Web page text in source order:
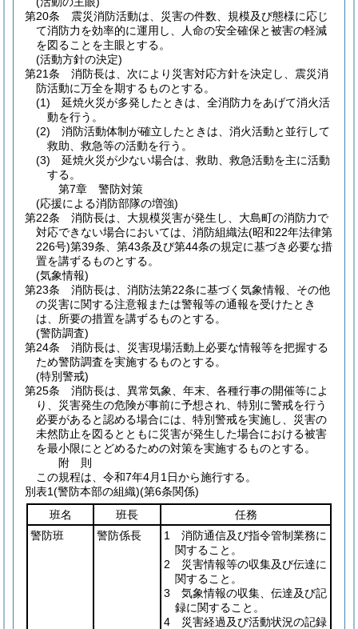
第20条
震災消防活動は、災害の件数、規模及び態様に応じ
て消防力を効率的に運用し、人命の安全確保と被害の軽減
を図ることを主眼とする。
(活動方針の決定)
第21条
消防長は、次により災害対応方針を決定し、震災消
防活動に万全を期するものとする。
(1)
延焼火災が多発したときは、全消防力をあげて消火活
動を行う。
(2)
消防活動体制が確立したときは、消火活動と並行して
救助、救急等の活動を行う。
(3)
延焼火災が少ない場合は、救助、救急活動を主に活動
する。
第7章
警防対策
(応援による消防部隊の増強)
第22条
消防長は、大規模災害が発生し、大島町の消防力で
対応できない場合においては、消防組織法(昭和22年法律第
226号)第39条、第43条及び第44条の規定に基づき必要な措
置を講ずるものとする。
(気象情報)
第23条
消防長は、消防法第22条に基づく気象情報、その他
の災害に関する注意報または警報等の通報を受けたとき
は、所要の措置を講ずるものとする。
(警防調査)
第24条
消防長は、災害現場活動上必要な情報等を把握する
ため警防調査を実施するものとする。
(特別警戒)
第25条
消防長は、異常気象、年末、各種行事の開催等によ
り、災害発生の危険が事前に予想され、特別に警戒を行う
必要があると認める場合には、特別警戒を実施し、災害の
未然防止を図るとともに災害が発生した場合における被害
を最小限にとどめるための対策を実施するものとする。
附 則
この規程は、令和7年4月1日から施行する。
別表1(警防本部の組織)(第6条関係)
班名
班長
任務
警防班
警防係長
1 消防通信及び指令管制業務に
関すること。
2 災害情報等の収集及び伝達に
関すること。
3 気象情報の収集、伝達及び記
録に関すること。
4 災害経過及び活動状況の記録